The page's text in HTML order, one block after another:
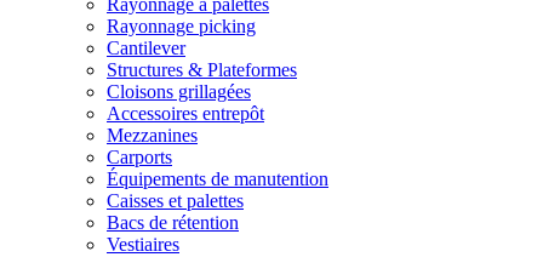
Rayonnage à palettes
Rayonnage picking
Cantilever
Structures & Plateformes
Cloisons grillagées
Accessoires entrepôt
Mezzanines
Carports
Équipements de manutention
Caisses et palettes
Bacs de rétention
Vestiaires